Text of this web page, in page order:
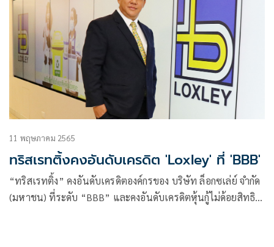
11 พฤษภาคม 2565
ทริสเรทติ้งคงอันดับเครดิต 'Loxley' ที่ 'BBB'
“ทริสเรทติ้ง” คงอันดับเครดิตองค์กรของ บริษัท ล็อกซเล่ย์ จำกัด
(มหาชน) ที่ระดับ “BBB” และคงอันดับเครดิตหุ้นกู้ไม่ด้อยสิทธิ มี